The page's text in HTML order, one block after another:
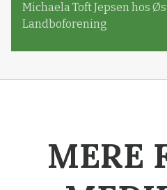
Michaela Toft Jepsen hos
Landboforening
MERE